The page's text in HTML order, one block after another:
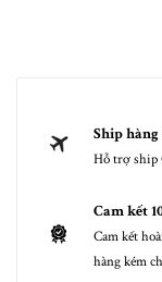
Ship
Hỗ trợ ship
Cam kết
Cam kết
hàng kém